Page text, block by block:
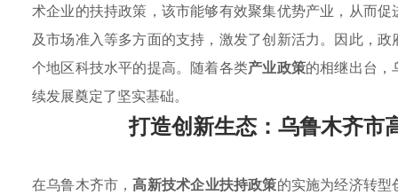
术企业的扶持政策，该市能够有效聚集优势产业，从而
及市场准入等多方面的支持，激发了创新活力。因此，
个地区科技水平的提高。随着各类产业政策的相继出台，
续发展奠定了坚实基础。
打造创新生态：乌鲁木齐市
在乌鲁木齐市，高新技术企业扶持政策的实施为经济转